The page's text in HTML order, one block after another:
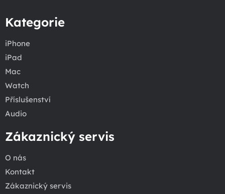
Kategorie
iPhone
iPad
Mac
Watch
Příslušenství
Audio
Zákaznický servis
O nás
Kontakt
Zákaznický servis